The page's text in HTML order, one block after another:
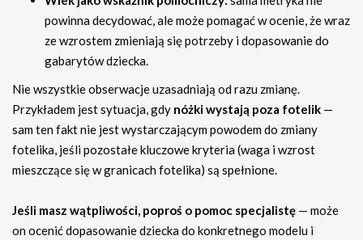
powinna decydować, ale może pomagać w ocenie, że wraz
ze wzrostem zmieniają się potrzeby i dopasowanie do
gabarytów dziecka.
Nie wszystkie obserwacje uzasadniają od razu zmianę.
Przykładem jest sytuacja, gdy nóżki wystają poza fotelik —
sam ten fakt nie jest wystarczającym powodem do zmiany
fotelika, jeśli pozostałe kluczowe kryteria (waga i wzrost
mieszczące się w granicach fotelika) są spełnione.
Jeśli masz wątpliwości, poproś o pomoc specjalistę — może
on ocenić dopasowanie dziecka do konkretnego modelu i